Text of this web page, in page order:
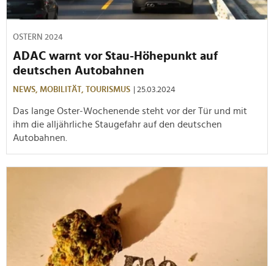
OSTERN 2024
ADAC warnt vor Stau-Höhepunkt auf
deutschen Autobahnen
NEWS, MOBILITÄT, TOURISMUS | 25.03.2024
Das lange Oster-Wochenende steht vor der Tür und mit
ihm die alljährliche Staugefahr auf den deutschen
Autobahnen.